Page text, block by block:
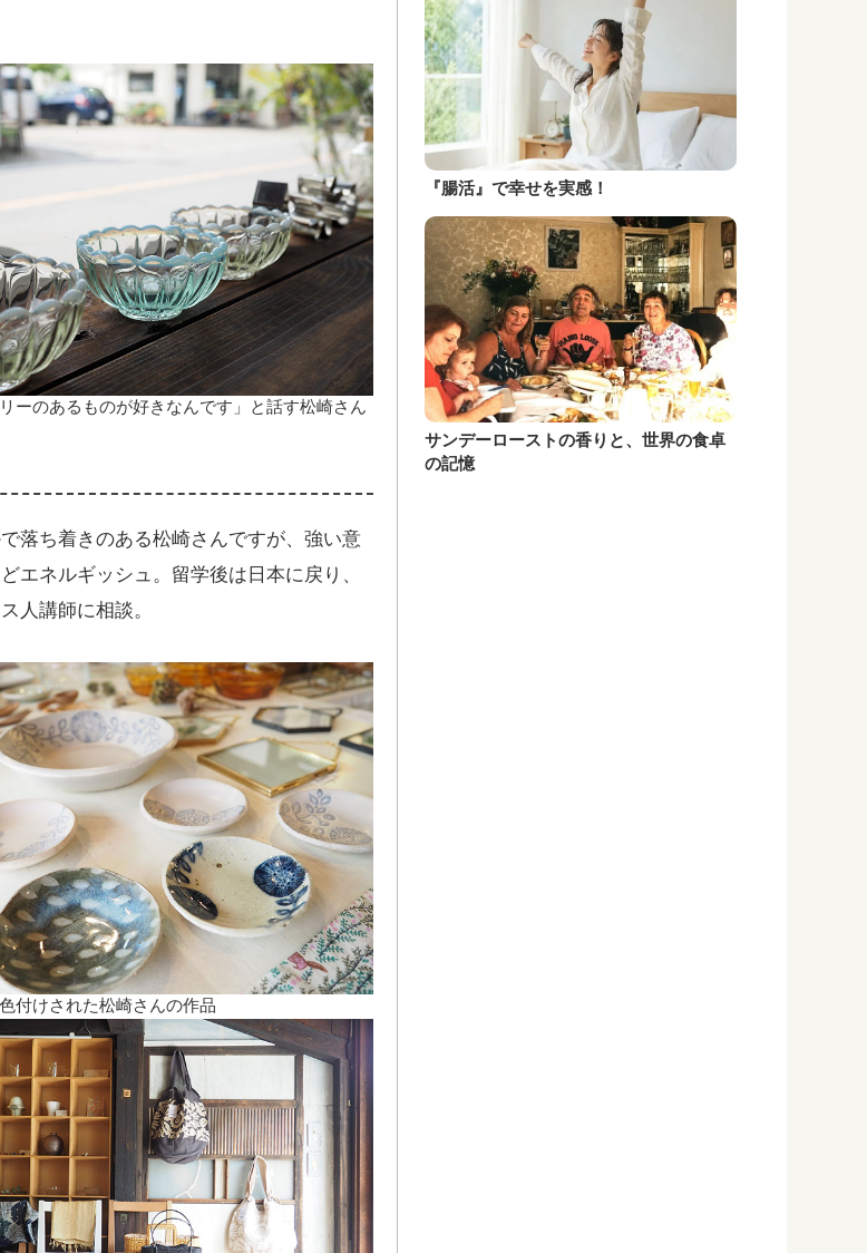
リーのあるものが好きなんです」と話す松崎さん
落ち着きのある松崎さんですが、強い意
エネルギッシュ。留学後は日本に戻り、
人講師に相談。
付けされた松崎さんの作品
『腸活』で幸せを実感！
サンデーローストの香りと、世界の食卓
の記憶